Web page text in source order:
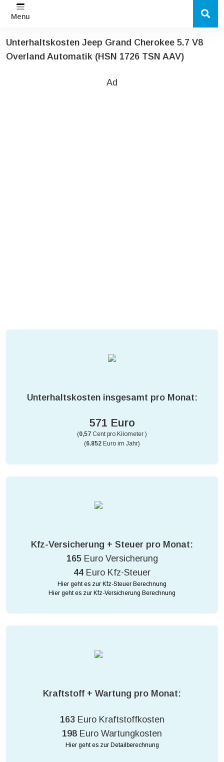
Menu
Unterhaltskosten Jeep Grand Cherokee 5.7 V8
Overland Automatik (HSN 1726 TSN AAV)
Ad
Unterhaltskosten insgesamt pro Monat:
571 Euro
(0,57 Cent pro Kilometer )
(6.852 Euro im Jahr)
Kfz-Versicherung + Steuer pro Monat:
165 Euro Versicherung
44 Euro Kfz-Steuer
Hier geht es zur Kfz-Steuer Berechnung
Hier geht es zur Kfz-Versicherung Berechnung
Kraftstoff + Wartung pro Monat:
163 Euro Kraftstoffkosten
198 Euro Wartungkosten
Hier geht es zur Detailberechnung